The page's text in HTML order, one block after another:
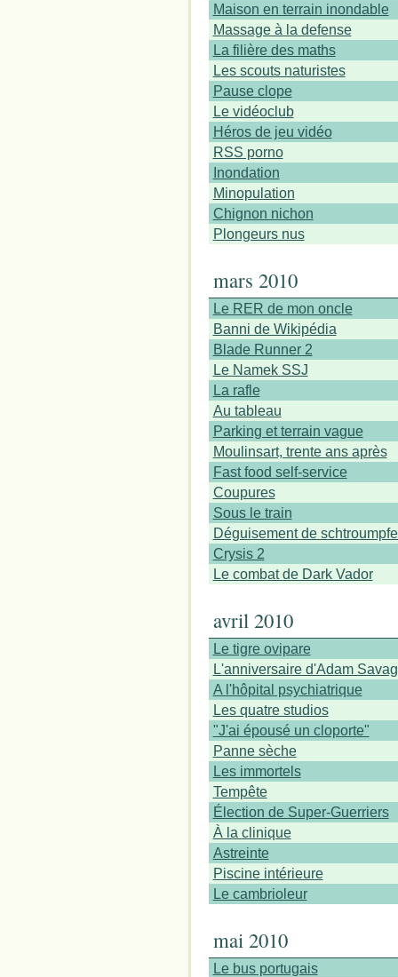
Maison en terrain inondable
Massage à la defense
La filière des maths
Les scouts naturistes
Pause clope
Le vidéoclub
Héros de jeu vidéo
RSS porno
Inondation
Minopulation
Chignon nichon
Plongeurs nus
mars 2010
Le RER de mon oncle
Banni de Wikipédia
Blade Runner 2
Le Namek SSJ
La rafle
Au tableau
Parking et terrain vague
Moulinsart, trente ans après
Fast food self-service
Coupures
Sous le train
Déguisement de
Crysis 2
Le combat de Dark Vador
avril 2010
Le tigre ovipare
L'anniversaire d'Adam
A l'hôpital psychiatrique
Les quatre studios
"J'ai épousé un cloporte"
Panne sèche
Les immortels
Tempête
Élection de Super-Guerriers
À la clinique
Astreinte
Piscine intérieure
Le cambrioleur
mai 2010
Le bus portugais